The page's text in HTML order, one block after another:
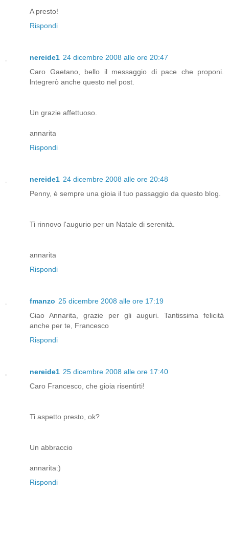
A presto!
Rispondi
nereide1 24 dicembre 2008 alle ore 20:47
Caro Gaetano, bello il messaggio di pace che proponi.
lntegrerò anche questo nel post.
Un grazie affettuoso.
annarita
Rispondi
nereide1 24 dicembre 2008 alle ore 20:48
Penny, è sempre una gioia il tuo passaggio da questo blog.
Ti rinnovo l'augurio per un Natale di serenità.
annarita
Rispondi
fmanzo 25 dicembre 2008 alle ore 17:19
Ciao Annarita, grazie per gli auguri. Tantissima felicità
anche per te, Francesco
Rispondi
nereide1 25 dicembre 2008 alle ore 17:40
Caro Francesco, che gioia risentirti!
Ti aspetto presto, ok?
Un abbraccio
annarita:)
Rispondi